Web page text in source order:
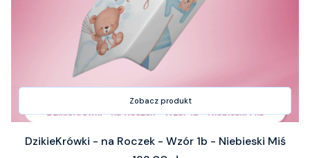
Zobacz produkt
DzikieKrówki - na Roczek - Wzór 1b - Niebieski Miś